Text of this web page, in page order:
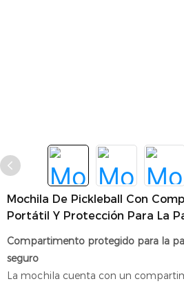
Mochila De Pickleball Con
Portátil Y Protección Para La
Compartimento protegido para la
seguro
La mochila cuenta con un